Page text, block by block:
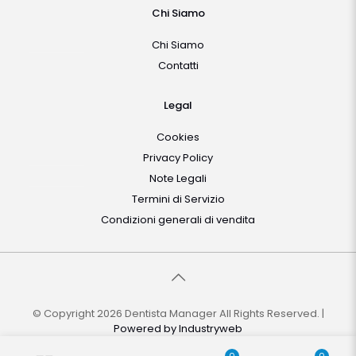
Chi Siamo
Chi Siamo
Contatti
Legal
Cookies
Privacy Policy
Note Legali
Termini di Servizio
Condizioni generali di vendita
© Copyright 2026 Dentista Manager All Rights Reserved. |
Powered byIndustryweb